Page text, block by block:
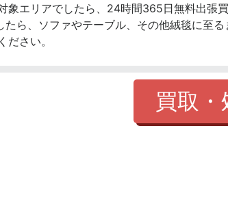
象エリアでしたら、24時間365日無料出張買
たら、ソファやテーブル、その他絨毯に至
ださい。
買取